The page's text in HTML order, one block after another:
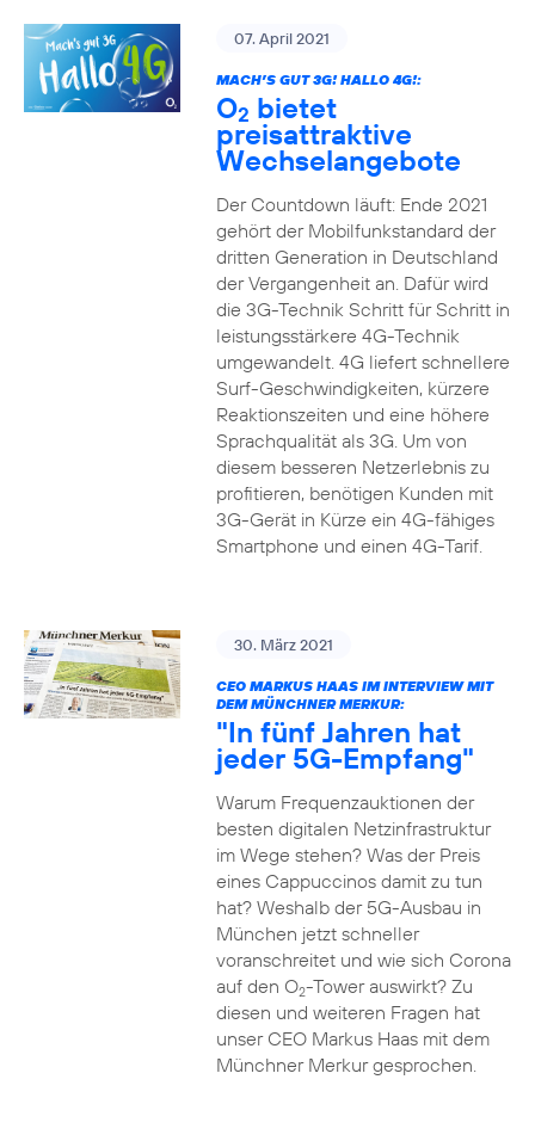
07. April 2021
MACH’S GUT 3G! HALLO 4G!:
O2 bietet
preisattraktive
Wechselangebote
Der Countdown läuft: Ende 2021
gehört der Mobilfunkstandard der
dritten Generation in Deutschland
der Vergangenheit an. Dafür wird
die 3G-Technik Schritt für Schritt in
leistungsstärkere 4G-Technik
umgewandelt. 4G liefert schnellere
Surf-Geschwindigkeiten, kürzere
Reaktionszeiten und eine höhere
Sprachqualität als 3G. Um von
diesem besseren Netzerlebnis zu
profitieren, benötigen Kunden mit
3G-Gerät in Kürze ein 4G-fähiges
Smartphone und einen 4G-Tarif.
30. März 2021
CEO MARKUS HAAS IM INTERVIEW MIT
DEM MÜNCHNER MERKUR:
"In fünf Jahren hat
jeder 5G-Empfang"
Warum Frequenzauktionen der
besten digitalen Netzinfrastruktur
im Wege stehen? Was der Preis
eines Cappuccinos damit zu tun
hat? Weshalb der 5G-Ausbau in
München jetzt schneller
voranschreitet und wie sich Corona
auf den O2-Tower auswirkt? Zu
diesen und weiteren Fragen hat
unser CEO Markus Haas mit dem
Münchner Merkur gesprochen.